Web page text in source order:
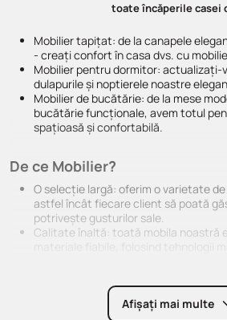
toate încăperile casei
Mobilier tapițat: de la canapele
- creați confort în casa dvs. cu
Mobilier pentru dormitor: actualizați-
dulapurile și noptierele noastre
Mobilier de bucătărie: de la mese
bucătărie funcționale, avem totul
spațioasă și confortabilă.
De ce Mobilier?
O selecție largă: oferim o varietate
astfel încât fiecare client să poată
potrivește gusturilor sale.
Calitate înaltă: toată mobila noastră
Afișați mai multe